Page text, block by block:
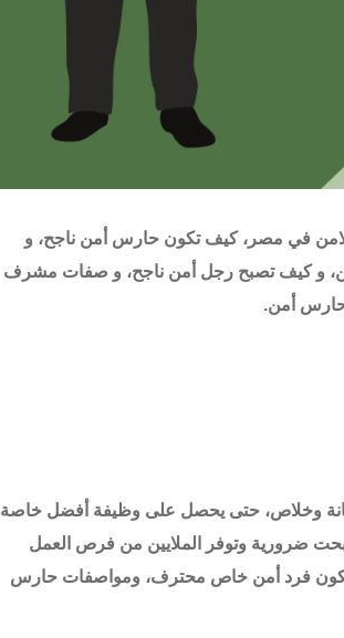
في مصر، كيف تكون حارس أمن ناجح، و
و كيف تصبح رجل أمن ناجح، و صفات مشرف
وخلاص، حتى يحصل على وظيفة أفضل خاصة
ضرورية وتوفر الملايين من فرص العمل
فرد أمن خاص محترف، ومواصفات حارس